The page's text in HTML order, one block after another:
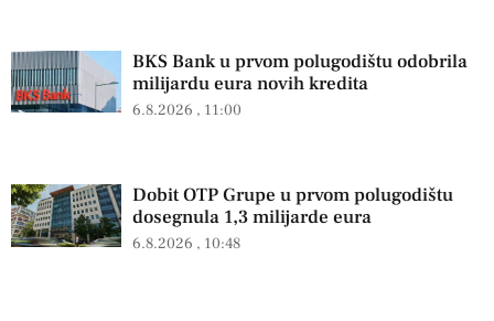
BKS Bank u prvom polugodištu odobrila
milijardu eura novih kredita
6.8.2026 11:00
Dobit OTP Grupe u prvom polugodištu
dosegnula 1,3 milijarde eura
6.8.2026 10:48